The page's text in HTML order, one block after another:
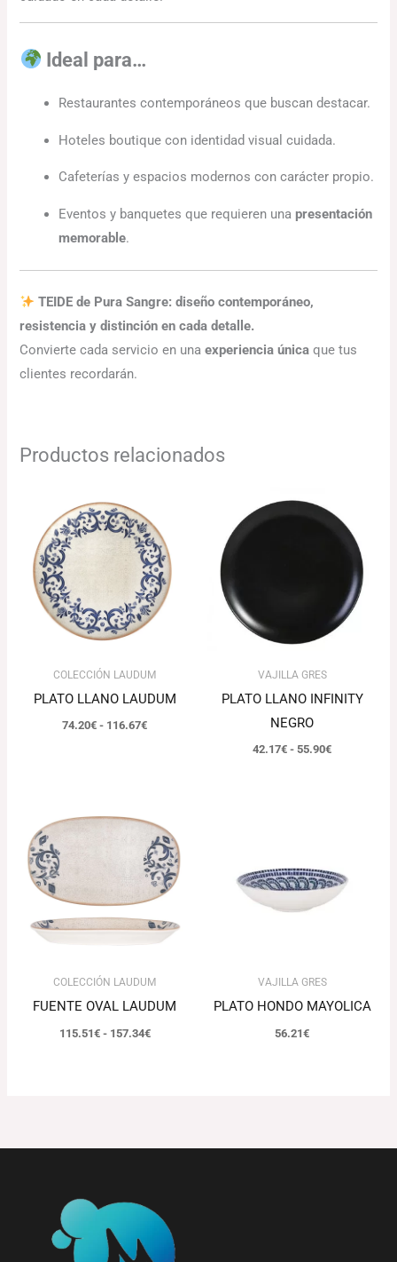
Ideal para…
Restaurantes contemporáneos que buscan destacar.
Hoteles boutique con identidad visual cuidada.
Cafeterías y espacios modernos con carácter propio.
Eventos y banquetes que requieren unapresentación
memorable.
TEIDE de Pura Sangre: diseño contemporáneo,
resistencia y distinción en cada detalle.
Convierte cada servicio en unaexperiencia única que tus
clientes recordarán.
Productos relacionados
COLECCIÓN LAUDUM
PLATO LLANO LAUDUM
74.20€ - 116.67€
precios:
desde
74.20€
hasta
116.67€
VAJILLA GRES
PLATO LLANO INFINITY
NEGRO
42.17€ - 55.90€
de
precios:
desde
42.17€
hasta
55.90€
COLECCIÓN LAUDUM
FUENTE OVAL LAUDUM
115.51€ - 157.34€
precios:
desde
115.51€
hasta
157.34€
VAJILLA GRES
PLATO HONDO MAYOLICA
56.21€